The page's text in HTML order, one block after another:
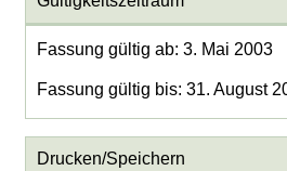
Fassung gültig ab: 3. Mai 2003
Fassung gültig bis: 31. August
Drucken/Speichern